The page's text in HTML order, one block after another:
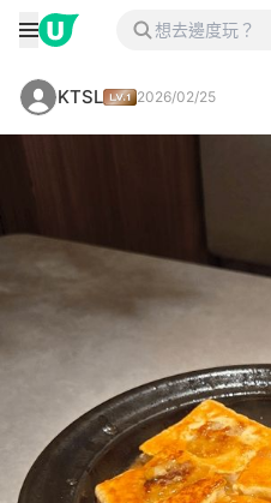
KTSL 2026/02/25